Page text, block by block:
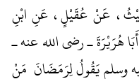
عَنْ عُقَيْلٍ، عَنِ ابْنِ
هُرَيْرَةَ ـ رضى الله عنه ـ
وسلم يَقُولُ لِرَمَضَانَ ‏ مَنْ